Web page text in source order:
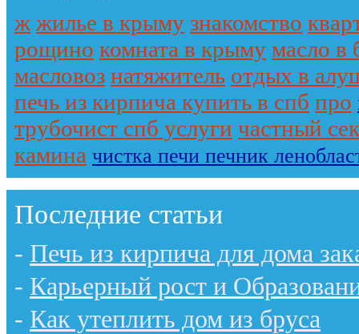
ж жилье в крыму знакомство
рощино комната в крыму масло в
масловоз натяжитель отдых в
печь из кирпича купить в спб про
трубочист спб услуги частный
камина чистка печи печник
Последние статьи
- Печь из кирпича для дома
- Карьерный рост и
- Как утеплить дом из бруса